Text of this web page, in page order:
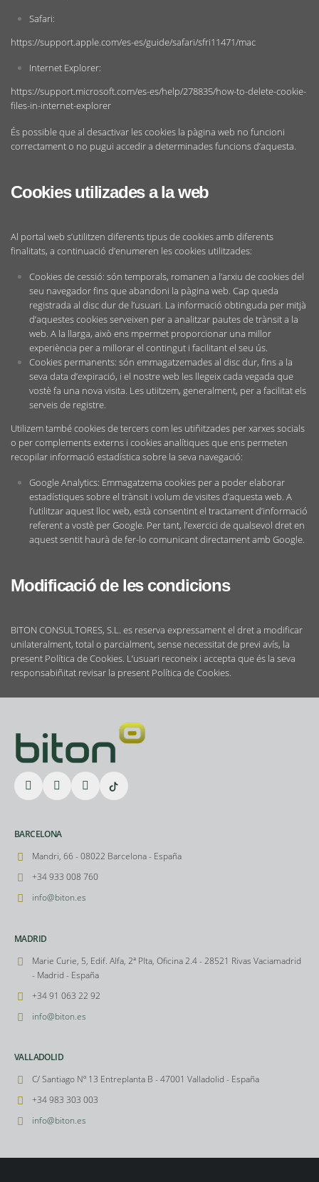
Safari:
https://support.apple.com/es-es/guide/safari/sfri11471/mac
Internet Explorer:
https://support.microsoft.com/es-es/help/278835/how-to-delete-cookie-
files-in-internet-explorer
És possible que al desactivar les cookies la pàgina web no funcioni
correctament o no pugui accedir a determinades funcions d’aquesta.
Cookies utilizades a la web
Al portal web s’utilitzen diferents tipus de cookies amb diferents
finalitats, a continuació d’enumeren les cookies utilitzades:
Cookies de cessió: són temporals, romanen a l’arxiu de cookies del
seu navegador fins que abandoni la pàgina web. Cap queda
registrada al disc dur de l’usuari. La informació obtinguda per mitjà
d’aquestes cookies serveixen per a analitzar pautes de trànsit a la
web. A la llarga, això ens mpermet proporcionar una millor
experiència per a millorar el contingut i facilitant el seu ús.
Cookies permanents: són emmagatzemades al disc dur, fins a la
seva data d’expiració, i el nostre web les llegeix cada vegada que
vostè fa una nova visita. Les utiitzem, generalment, per a facilitat els
serveis de registre.
Utilizem també cookies de tercers com les utiñitzades per xarxes socials
o per complements externs i cookies analítiques que ens permeten
recopilar informació estadística sobre la seva navegació:
Google Analytics: Emmagatzema cookies per a poder elaborar
estadístiques sobre el trànsit i volum de visites d’aquesta web. A
l’utilitzar aquest lloc web, està consentint el tractament d’informació
referent a vostè per Google. Per tant, l’exercici de qualsevol dret en
aquest sentit haurà de fer-lo comunicant directament amb Google.
Modificació de les condicions
BITON CONSULTORES, S.L. es reserva expressament el dret a modificar
unilateralment, total o parcialment, sense necessitat de previ avís, la
present Política de Cookies. L’usuari reconeix i accepta que és la seva
responsabiñitat revisar la present Política de Cookies.
BARCELONA
Mandri, 66 - 08022 Barcelona - España
+34 933 008 760
info@biton.es
MADRID
Marie Curie, 5, Edif. Alfa, 2ª Plta, Oficina 2.4 - 28521 Rivas Vaciamadrid
- Madrid - España
+34 91 063 22 92
info@biton.es
VALLADOLID
C/ Santiago Nº 13 Entreplanta B - 47001 Valladolid - España
+34 983 303 003
info@biton.es